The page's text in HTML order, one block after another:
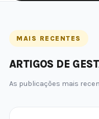
MAIS RECENTES
ARTIGOS DE
As publicações mais